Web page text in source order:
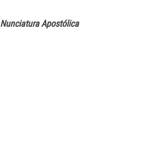
Nunciatura Apostólica